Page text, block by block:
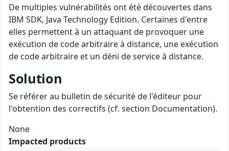
De multiples vulnérabilités ont été découvertes dans
IBM SDK, Java Technology Edition. Certaines d'entre
elles permettent à un attaquant de provoquer une
exécution de code arbitraire à distance, une exécution
de code arbitraire et un déni de service à distance.
Solution
Se référer au bulletin de sécurité de l'éditeur pour
l'obtention des correctifs (cf. section Documentation).
None
Impacted products